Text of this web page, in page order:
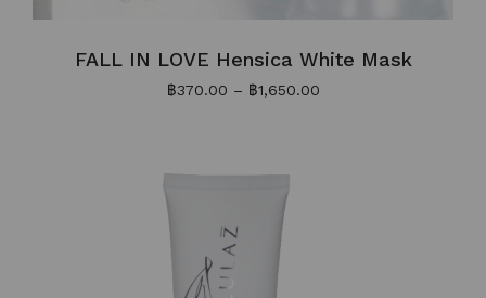
FALL IN LOVE Hensica White Mask
฿370.00 – ฿1,650.00